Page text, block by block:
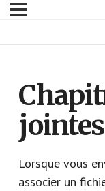
jointes
Lorsque vous
associer un